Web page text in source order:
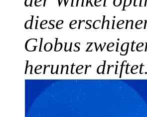
diese
Globus
herunter driftet.